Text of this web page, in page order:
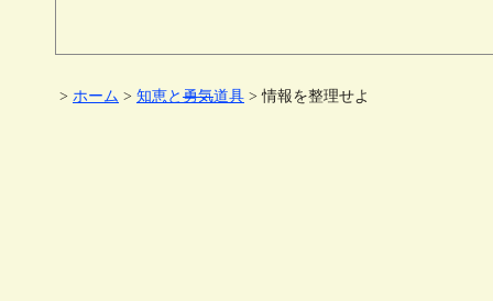
> ホーム > 知恵と勇気道具 > 情報を整理せよ